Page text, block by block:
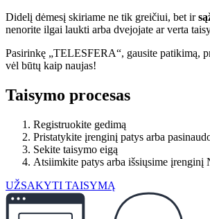
Didelį dėmesį skiriame ne tik greičiui, bet ir
nenorite ilgai laukti arba dvejojate ar verta
Pasirinkę „TELESFERA“, gausite patikimą,
vėl būtų kaip naujas!
Taisymo procesas
Registruokite gedimą
Pristatykite įrenginį patys arba
Sekite taisymo eigą
Atsiimkite patys arba išsiųsime
UŽSAKYTI TAISYMĄ